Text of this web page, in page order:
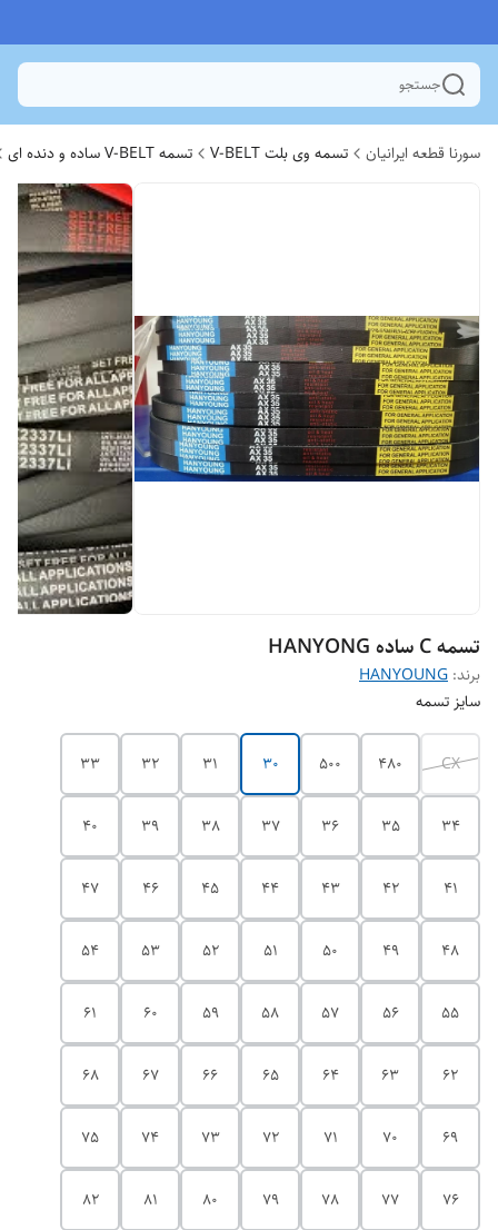
جستجو
سورنا قطعه ایرانیان تسمه وی بلت V-BELT تسمه V-BELT ساده و دنده ای
تسمه C ساده HANYONG
برند: HANYOUNG
سایز تسمه
CX
480
500
30
31
32
33
34
35
36
37
38
39
40
41
42
43
44
45
46
47
48
49
50
51
52
53
54
55
56
57
58
59
60
61
62
63
64
65
66
67
68
69
70
71
72
73
74
75
76
77
78
79
80
81
82